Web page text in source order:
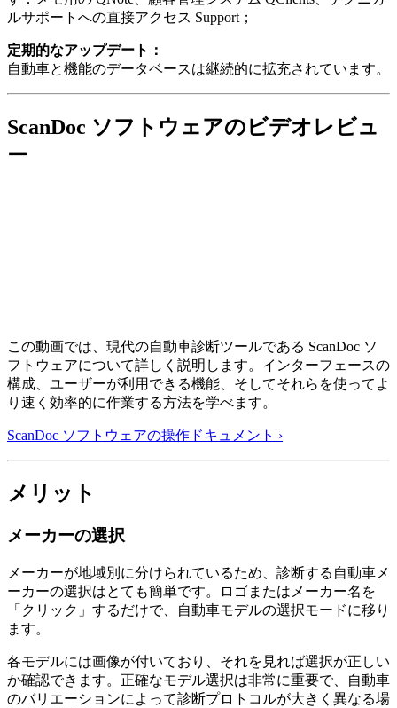
ルサポートへの直接アクセス Support；
定期的なアップデート：
自動車と機能のデータベースは継続的に拡充されています。
ScanDoc ソフトウェアのビデオレビュ
ー
この動画では、現代の自動車診断ツールである ScanDoc ソ
フトウェアについて詳しく説明します。インターフェースの
構成、ユーザーが利用できる機能、そしてそれらを使ってよ
り速く効率的に作業する方法を学べます。
ScanDoc ソフトウェアの操作ドキュメント ›
メリット
メーカーの選択
メーカーが地域別に分けられているため、診断する自動車メ
ーカーの選択はとても簡単です。ロゴまたはメーカー名を
「クリック」するだけで、自動車モデルの選択モードに移り
ます。
各モデルには画像が付いており、それを見れば選択が正しい
か確認できます。正確なモデル選択は非常に重要で、自動車
のバリエーションによって診断プロトコルが大きく異なる場